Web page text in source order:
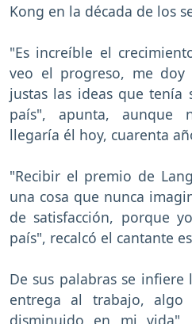
Kong en la década de los
"Es increíble el
veo el progreso, me
justas las ideas que
país", apunta, aunque
llegaría él hoy, cuarenta
"Recibir el premio de
una cosa que nunca
de satisfacción, porque
país", recalcó el cantante
De sus palabras se
entrega al trabajo, algo
disminuido en mi